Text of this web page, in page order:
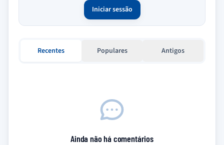
Iniciar sessão
Recentes Populares Antigos
Ainda não há comentários